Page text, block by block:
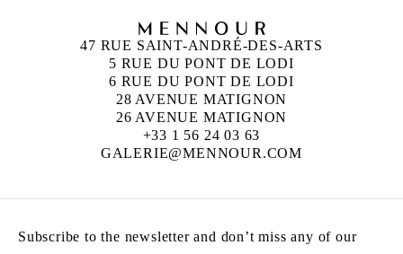
47 RUE SAINT-ANDRÉ-DES-ARTS
5 RUE DU PONT DE LODI
6 RUE DU PONT DE LODI
28 AVENUE MATIGNON
26 AVENUE MATIGNON
+33 1 56 24 03 63
GALERIE@MENNOUR.COM
Subscribe to the newsletter and don’t miss any of our